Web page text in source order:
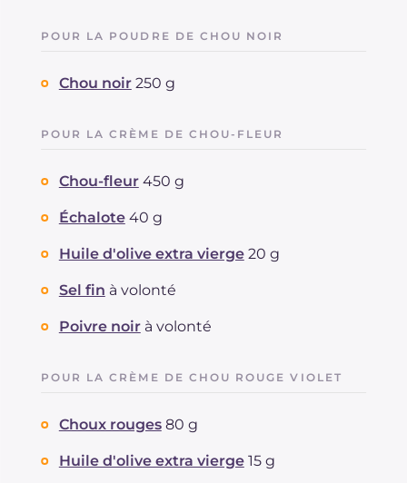
POUR LA POUDRE DE CHOU NOIR
Chou noir 250 g
POUR LA CRÈME DE CHOU-FLEUR
Chou-fleur 450 g
Échalote 40 g
Huile d'olive extra vierge 20 g
Sel fin à volonté
Poivre noir à volonté
POUR LA CRÈME DE CHOU ROUGE VIOLET
Choux rouges 80 g
Huile d'olive extra vierge 15 g